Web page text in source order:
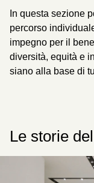
In questa sezione
percorso
impegno per il
diversità, equità e
siano alla base di
Le storie